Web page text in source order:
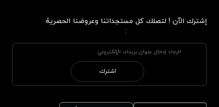
إشترك الآن ! لتصلك كل مستجداتنا وعروضنا الحصرية
:
اشترك